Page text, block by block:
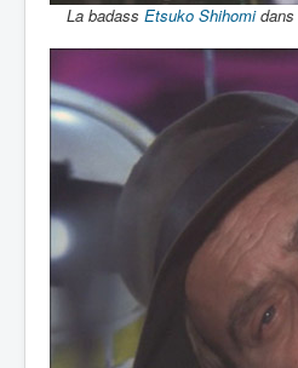
La badass Etsuko Shihomidans